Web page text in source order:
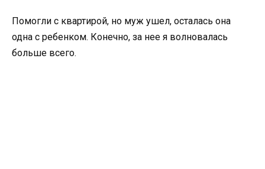
Помогли с квартирой, но муж ушел, осталась она
одна с ребенком. Конечно, за нее я волновалась
больше всего.